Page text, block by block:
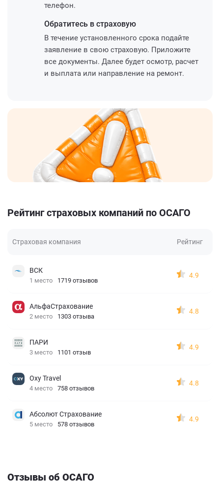
телефон.
Обратитесь в страховую
В течение установленного срока подайте
заявление в свою страховую. Приложите
все документы. Далее будет осмотр, расчет
и выплата или направление на ремонт.
Рейтинг страховых компаний по ОСАГО
Страховая компания Рейтинг
ВСК
1 место 1719 отзывов
4.9
АльфаСтрахование
2 место 1303 отзыва
4.8
ПАРИ
3 место 1101 отзыв
4.9
Oxy Travel
4 место 758 отзывов
4.8
Абсолют Страхование
5 место 578 отзывов
4.9
Отзывы об ОСАГО